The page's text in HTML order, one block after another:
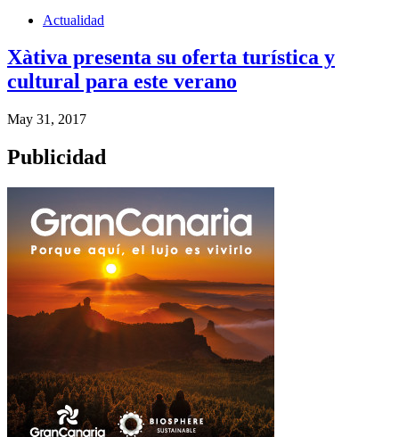
Actualidad
Xàtiva presenta su oferta turística y
cultural para este verano
May 31, 2017
Publicidad